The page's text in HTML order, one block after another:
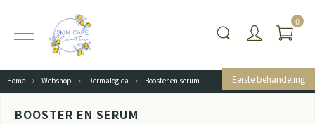
Eerste behandeling
0
Home Webshop Dermalogica Booster en serum
BOOSTER EN SERUM